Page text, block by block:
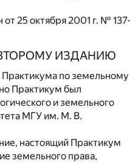
25 октября 2001 г. № 137-
ИЗДАНИЮ
по земельному
Практикум был
и земельного
МГУ им. М. В.
настоящий Практикум
земельного права,